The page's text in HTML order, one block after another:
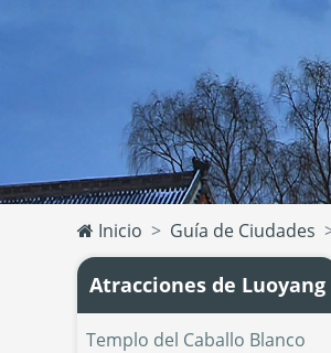
Inicio Guía de Ciudades
Atracciones de Luoyang
Templo del Caballo Blanco